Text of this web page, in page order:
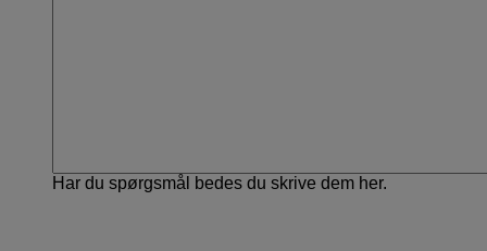
Har du spørgsmål bedes du skrive dem her.